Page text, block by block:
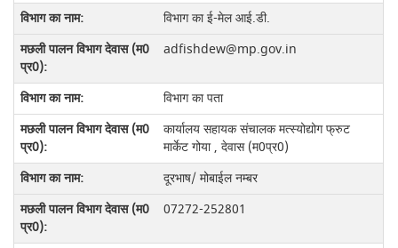
विभाग का ई-मेल आई.डी.
adfishdew@mp.gov.in
विभाग का पता
कार्यालय सहायक संचालक मत्स्योद्योग फ्रुट
मार्केट गोया , देवास (म0प्र0)
दूरभाष/ मोबाईल नम्‍बर
07272-252801